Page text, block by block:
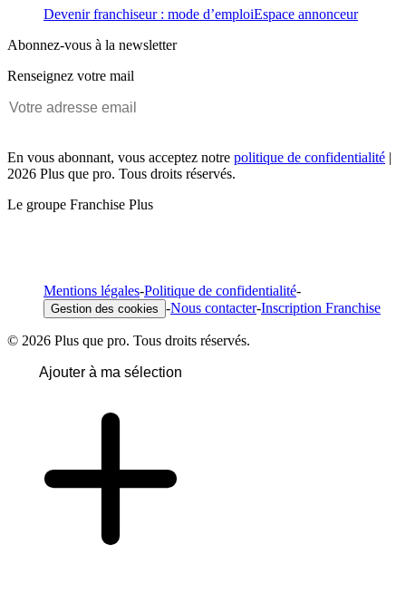
Devenir franchiseur : mode d’emploiEspace annonceur
Abonnez-vous à la newsletter
Renseignez votre mail
En vous abonnant, vous acceptez notre politique de confidentialité |
2026 Plus que pro. Tous droits réservés.
Le groupe Franchise Plus
Mentions légales-Politique de confidentialité-
Gestion des cookies -Nous contacter-Inscription Franchise
© 2026 Plus que pro. Tous droits réservés.
Ajouter à ma sélection